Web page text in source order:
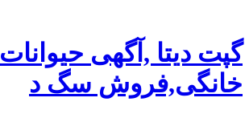
گپت دیتا ,آگهی حیوانات
خانگی,فروش سگ د